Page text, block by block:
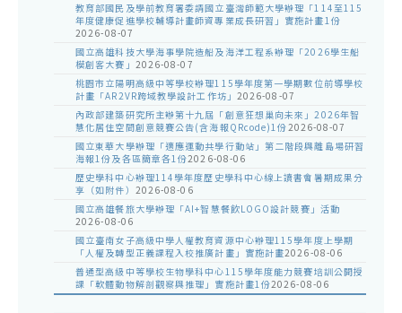
教育部國民及學前教育署委請國立臺灣師範大學辦理「114至115
年度健康促進學校輔導計畫師資專業成長研習」實施計畫1份
2026-08-07
國立高雄科技大學海事學院造船及海洋工程系辦理「2026學生船
模創客大賽」 2026-08-07
桃園市立陽明高級中等學校辦理115學年度第一學期數位前導學校
計畫「AR2VR跨域教學設計工作坊」 2026-08-07
內政部建築研究所主辦第十九屆「創意狂想巢向未來」2026年智
慧化居住空間創意競賽公告(含海報QRcode)1份2026-08-07
國立東華大學辦理「適應運動共學行動站」第二階段與離島場研習
海報1份及各區簡章各1份2026-08-06
歷史學科中心辦理114學年度歷史學科中心線上讀書會暑期成果分
享（如附件） 2026-08-06
國立高雄餐旅大學辦理「AI+智慧餐飲LOGO設計競賽」活動
2026-08-06
國立臺南女子高級中學人權教育資源中心辦理115學年度上學期
「人權及轉型正義課程入校推廣計畫」實施計畫2026-08-06
普通型高級中等學校生物學科中心115學年度能力競賽培訓公開授
課「軟體動物解剖觀察與推理」實施計畫1份2026-08-06